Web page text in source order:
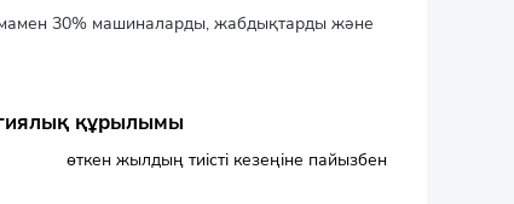
30% машиналарды, жабдықтарды және
құрылымы
өткен жылдың тиісті кезеңіне пайызбен